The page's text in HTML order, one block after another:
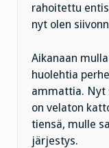
rahoitettu
nyt olen
Aikanaan
huolehtia
ammattia. Nyt
on velaton
tiensä, mulle
järjestys.